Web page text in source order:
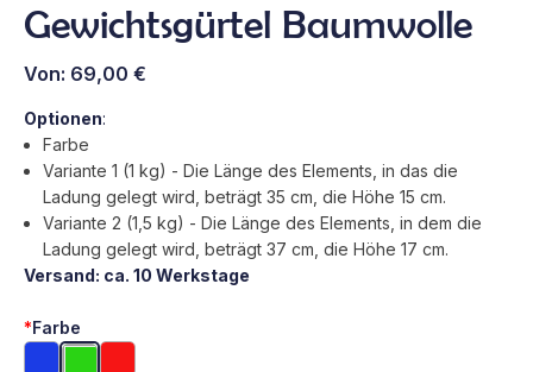
Gewichtsgürtel Baumwolle
Von: 69,00 €
Optionen:
Farbe
Variante 1 (1 kg) - Die Länge des Elements, in das die
Ladung gelegt wird, beträgt 35 cm, die Höhe 15 cm.
Variante 2 (1,5 kg) - Die Länge des Elements, in dem die
Ladung gelegt wird, beträgt 37 cm, die Höhe 17 cm.
Versand: ca. 10 Werkstage
*Farbe